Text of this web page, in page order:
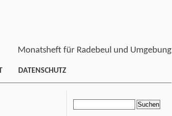
Monatsheft für Radebeul und Umgebung
DATENSCHUTZ